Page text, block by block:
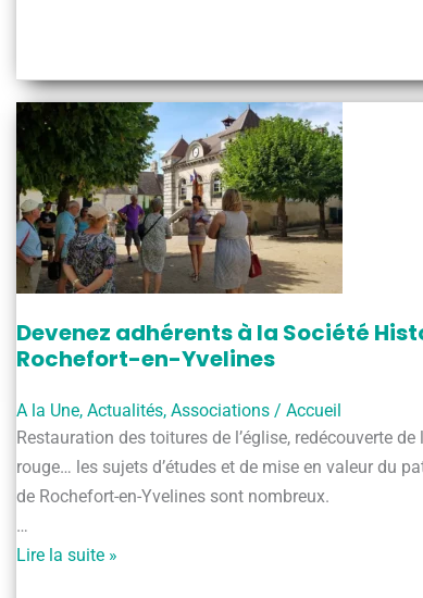
Rouge
le
Rouge
Devenez adhérents à la Société
Rochefort-en-Yvelines
A la Une, Actualités, Associations / Accueil
Restauration des toitures de l’église, redécouverte
rouge… les sujets d’études et de mise en valeur du
de Rochefort-en-Yvelines sont nombreux.
…
Devenez
Lire la suite »